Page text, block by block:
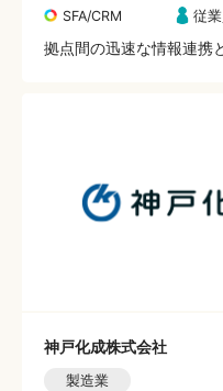
SFA/CRM
従
拠点間の迅速な情報連携
神戸化成株式会社
製造業